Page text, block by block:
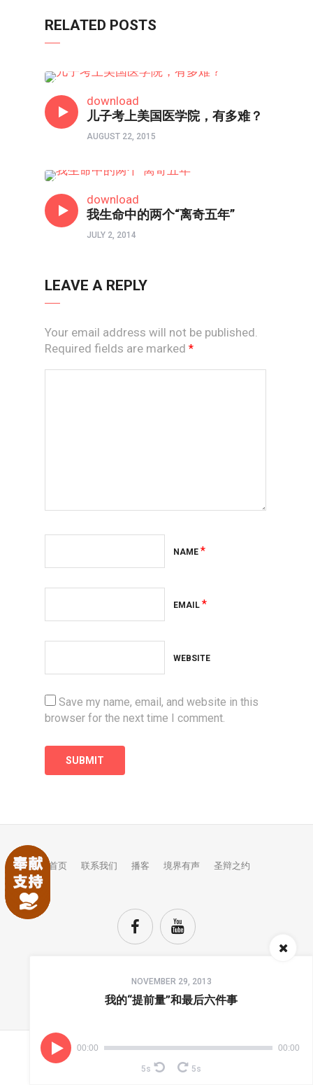
RELATED POSTS
download
儿子考上美国医学院，有多难？
AUGUST 22, 2015
download
我生命中的两个“离奇五年”
JULY 2, 2014
LEAVE A REPLY
Your email address will not be published.
Required fields are marked *
NAME *
EMAIL *
WEBSITE
Save my name, email, and website in this
browser for the next time I comment.
NOVEMBER 29, 2013
我的“提前量”和最后六件事
00:00 00:00
5s 5s
首页 联系我们 播客 境界有声 圣辩之约
TOP